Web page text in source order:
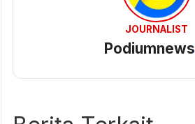
JOURNALIST
Podiumnews